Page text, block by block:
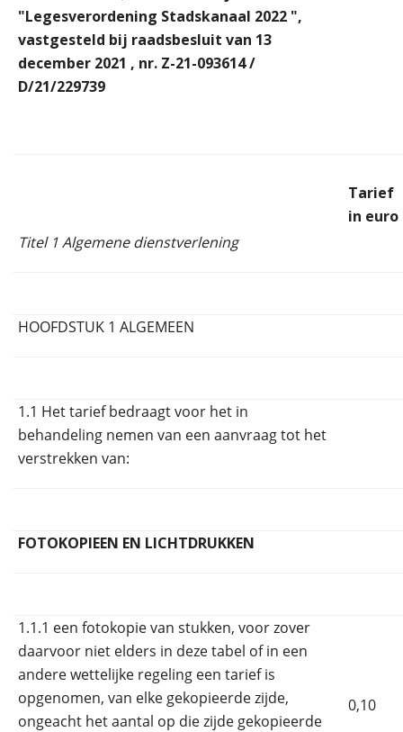
"Legesverordening Stadskanaal 2022 ",
vastgesteld bij raadsbesluit van 13
december 2021 , nr. Z-21-093614/
D/21/229739
Titel 1 Algemene dienstverlening
Tarief
in euro
HOOFDSTUK 1 ALGEMEEN
1.1 Het tarief bedraagt voor het in
behandeling nemen van een aanvraag tot het
verstrekken van:
FOTOKOPIEEN EN LICHTDRUKKEN
1.1.1 een fotokopie van stukken, voor zover
daarvoor niet elders in deze tabel of in een
andere wettelijke regeling een tarief is
opgenomen, van elke gekopieerde zijde,
ongeacht het aantal op die zijde gekopieerde
0,10